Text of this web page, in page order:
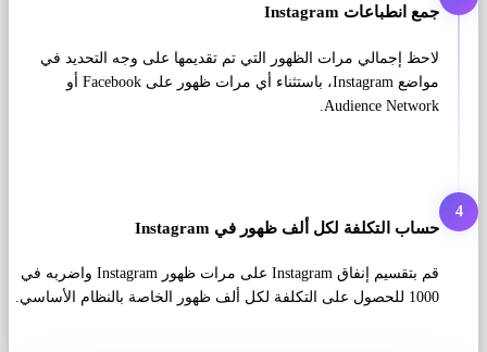
جمع انطباعات Instagram
لاحظ إجمالي مرات الظهور التي تم تقديمها على وجه التحديد في
مواضع Instagram، باستثناء أي مرات ظهور على Facebook أو
Audience Network.
4
حساب التكلفة لكل ألف ظهور في Instagram
قم بتقسيم إنفاق Instagram على مرات ظهور Instagram واضربه في
1000 للحصول على التكلفة لكل ألف ظهور الخاصة بالنظام الأساسي.